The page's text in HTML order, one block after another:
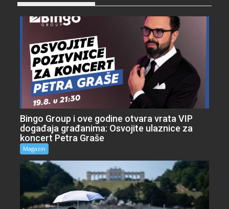
Bingo Group i ove godine otvara vrata VIP
događaja građanima: Osvojite ulaznice za
koncert Petra Graše
Magazin